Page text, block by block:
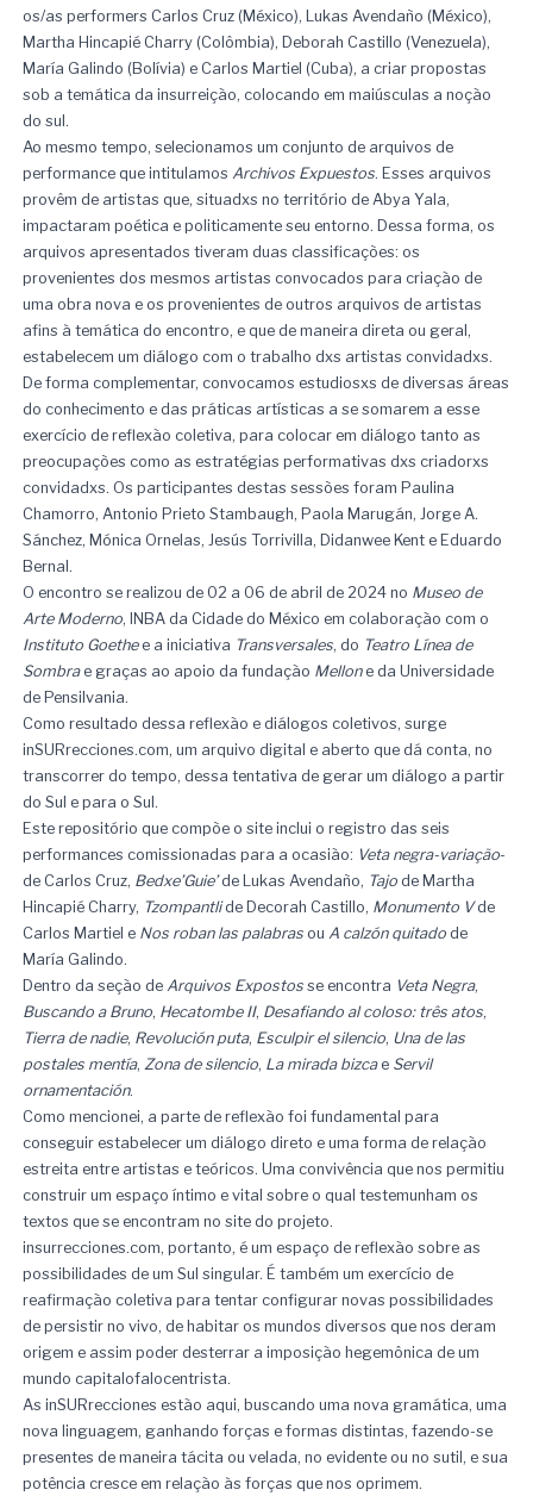
os/as performers Carlos Cruz (México), Lukas Avendaño (México),
Martha Hincapié Charry (Colômbia), Deborah Castillo (Venezuela),
María Galindo (Bolívia) e Carlos Martiel (Cuba), a criar propostas
sob a temática da insurreição, colocando em maiúsculas a noção
do sul.
Ao mesmo tempo, selecionamos um conjunto de arquivos de
performance que intitulamos Archivos Expuestos. Esses arquivos
provêm de artistas que, situadxs no território de Abya Yala,
impactaram poética e politicamente seu entorno. Dessa forma, os
arquivos apresentados tiveram duas classificações: os
provenientes dos mesmos artistas convocados para criação de
uma obra nova e os provenientes de outros arquivos de artistas
afins à temática do encontro, e que de maneira direta ou geral,
estabelecem um diálogo com o trabalho dxs artistas convidadxs.
De forma complementar, convocamos estudiosxs de diversas áreas
do conhecimento e das práticas artísticas a se somarem a esse
exercício de reflexão coletiva, para colocar em diálogo tanto as
preocupações como as estratégias performativas dxs criadorxs
convidadxs. Os participantes destas sessões foram Paulina
Chamorro, Antonio Prieto Stambaugh, Paola Marugán, Jorge A.
Sánchez, Mónica Ornelas, Jesús Torrivilla, Didanwee Kent e Eduardo
Bernal.
O encontro se realizou de 02 a 06 de abril de 2024 no Museo de
Arte Moderno, INBA da Cidade do México em colaboração com o
Instituto Goethee a iniciativa Transversales, do Teatro Línea de
Sombrae graças ao apoio da fundação Mellone da Universidade
de Pensilvania.
Como resultado dessa reflexão e diálogos coletivos, surge
inSURrecciones.com, um arquivo digital e aberto que dá conta, no
transcorrer do tempo, dessa tentativa de gerar um diálogo a partir
do Sul e para o Sul.
Este repositório que compõe o site inclui o registro das seis
performances comissionadas para a ocasião: Veta negra-variação-
de Carlos Cruz, Bedxe’Guie’de Lukas Avendaño, Tajo de Martha
Hincapié Charry, Tzompantlide Decorah Castillo, Monumento Vde
Carlos Martiel e Nos roban las palabras ou A calzón quitado de
María Galindo.
Dentro da seção de Arquivos Expostos se encontra Veta Negra,
Buscando a Bruno, Hecatombe II, Desafiando al coloso: três atos,
Tierra de nadie, Revolución puta, Esculpir el silencio, Una de las
postales mentía, Zona de silencio, La mirada bizcae Servil
ornamentación.
Como mencionei, a parte de reflexão foi fundamental para
conseguir estabelecer um diálogo direto e uma forma de relação
estreita entre artistas e teóricos. Uma convivência que nos permitiu
construir um espaço íntimo e vital sobre o qual testemunham os
textos que se encontram no site do projeto.
insurrecciones.com, portanto, é um espaço de reflexão sobre as
possibilidades de um Sul singular. É também um exercício de
reafirmação coletiva para tentar configurar novas possibilidades
de persistir no vivo, de habitar os mundos diversos que nos deram
origem e assim poder desterrar a imposição hegemônica de um
mundo capitalofalocentrista.
As inSURrecciones estão aqui, buscando uma nova gramática, uma
nova linguagem, ganhando forças e formas distintas, fazendo-se
presentes de maneira tácita ou velada, no evidente ou no sutil, e sua
potência cresce em relação às forças que nos oprimem.